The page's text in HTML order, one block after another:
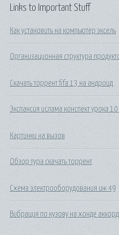
Links to Important Stuff
Как установить на компьютер эксель
Организационная структура
Скачать торрент fifa 13 на андроид
Экспансия ислама конспект урока
Картинки на вызов
Обзор тура скачать торрент
Схема электрооборудования иж 49
Вибрация по кузову на хонде аккорд